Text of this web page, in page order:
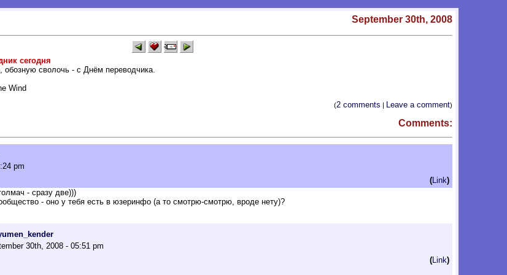
September 30th, 2008
сегодня
обозную сволочь - с Днём переводчика.
Wind
(2 comments Leave a comment)
Comments:
pm
(Link)
- сразу две)))
- оно у тебя есть в юзеринфо (а то смотрю-смотрю, вроде нету)?
30th, 2008 - 05:51 pm
(Link)